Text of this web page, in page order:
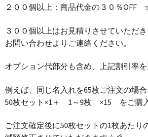
２００個以上：商品代金の３０％OFF
３００個以上はお見積りさせていただき
お問い合わせよりご連絡ください。
オプション代部分も含め、上記割引率
例えば、同じ名入れを65枚ご注文の場合
50枚セット×1＋ 1～9枚 ×15 をご購入
ご注文確定後に50枚セットの1枚あたり